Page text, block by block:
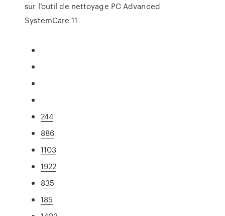
sur l’outil de nettoyage PC Advanced
SystemCare 11
244
886
1103
1922
835
185